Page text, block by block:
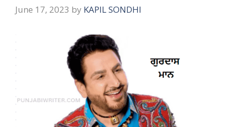
June 17, 2023 by KAPIL SONDHI